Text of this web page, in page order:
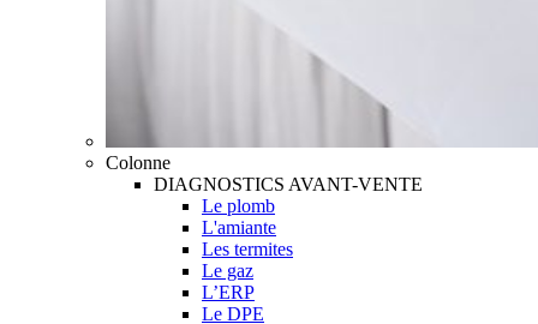
Colonne
DIAGNOSTICS AVANT-VENTE
Le plomb
L'amiante
Les termites
Le gaz
L’ERP
Le DPE